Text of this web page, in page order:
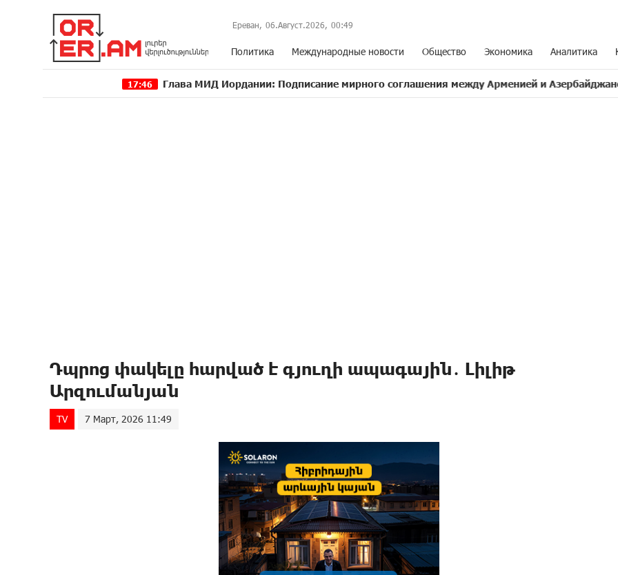
Ереван, 06.Август.2026, 00:49
Политика Международные новости Общество Экономика Аналитика
Глава МИД Иордании: Подписание мирного соглашения между Арменией и Азербайджаном близко
Դպրոց փակելը հարված է գյուղի ապագային․ Լիլիթ
Արզումանյան
TV 7 Март, 2026 11:49